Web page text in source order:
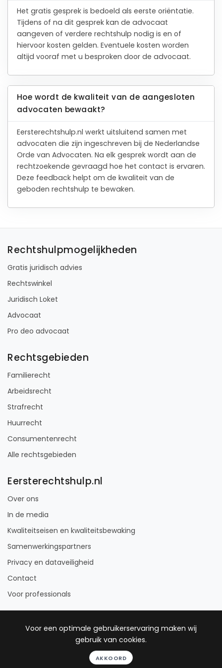
Het gratis gesprek is bedoeld als eerste oriëntatie.
Tijdens of na dit gesprek kan de advocaat
aangeven of verdere rechtshulp nodig is en of
hiervoor kosten gelden. Eventuele kosten worden
altijd vooraf met u besproken door de advocaat.
Hoe wordt de kwaliteit van de aangesloten
advocaten bewaakt?
Eersterechtshulp.nl werkt uitsluitend samen met
advocaten die zijn ingeschreven bij de Nederlandse
Orde van Advocaten. Na elk gesprek wordt aan de
rechtzoekende gevraagd hoe het contact is ervaren.
Deze feedback helpt om de kwaliteit van de
geboden rechtshulp te bewaken.
Rechtshulpmogelijkheden
Gratis juridisch advies
Rechtswinkel
Juridisch Loket
Advocaat
Pro deo advocaat
Rechtsgebieden
Familierecht
Arbeidsrecht
Strafrecht
Huurrecht
Consumentenrecht
Alle rechtsgebieden
Eersterechtshulp.nl
Over ons
In de media
Kwaliteitseisen en kwaliteitsbewaking
Samenwerkingspartners
Privacy en dataveiligheid
Contact
Voor professionals
© 2012 - 2026 Eersterechtshulp
Voor een optimale gebruikerservaring maken wij
gebruik van cookies.
AKKOORD